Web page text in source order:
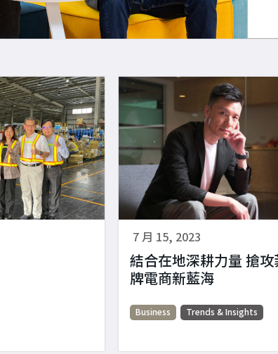
Business Trends & Insights
結合在地深耕力量 搶
牌電商新藍海
7 月 15, 2023